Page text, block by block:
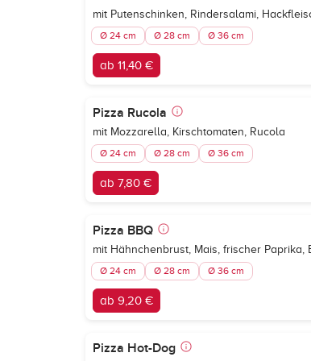
mit Putenschinken, Rindersalami,
Ø 24 cm Ø 28 cm Ø 36 cm
ab 11,40 €
Pizza Rucola
mit Mozzarella, Kirschtomaten, Rucola
Ø 24 cm Ø 28 cm Ø 36 cm
ab 7,80 €
Pizza BBQ
mit Hähnchenbrust, Mais, frischer Paprika,
Ø 24 cm Ø 28 cm Ø 36 cm
ab 9,20 €
Pizza Hot-Dog